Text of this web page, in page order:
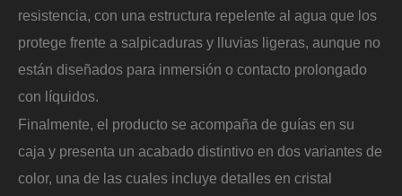
resistencia, con una estructura repelente al agua que los
protege frente a salpicaduras y lluvias ligeras, aunque no
están diseñados para inmersión o contacto prolongado
con líquidos.
Finalmente, el producto se acompaña de guías en su
caja y presenta un acabado distintivo en dos variantes de
color, una de las cuales incluye detalles en cristal